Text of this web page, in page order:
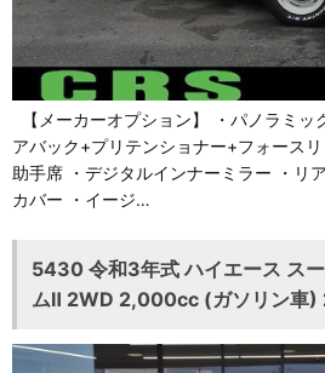
【メーカーオプション】 ・パノラミッ
アバック+プリテンショナー+フォース
助手席 ・デジタルインナーミラー ・リ
カバー ・イージ…
5430 令和3年式 ハイエース ス
ムⅡ 2WD 2,000cc (ガソリン車